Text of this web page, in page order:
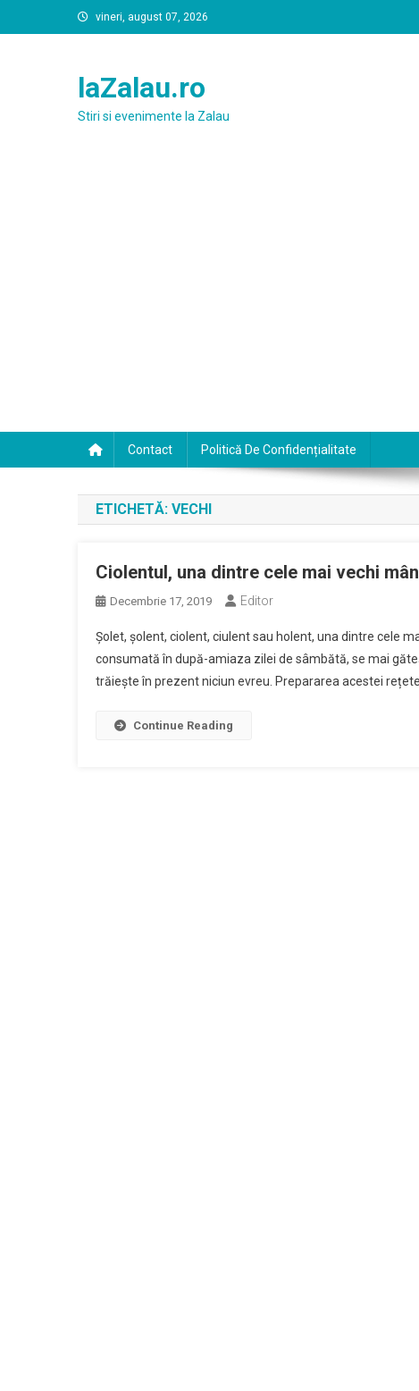
to
vineri, august 07, 2026
laZalau.ro
Stiri si evenimente la Zalau
Contact Politică De Confidențialitate
ETICHETĂ: VECHI
Ciolentul, una dintre cele mai vechi
Decembrie 17, 2019 Editor
Șolet, șolent, ciolent, ciulent sau holent, una dintre cele
consumată în după-amiaza zilei de sâmbătă, se mai
trăiește în prezent niciun evreu. Prepararea acestei
Continue Reading